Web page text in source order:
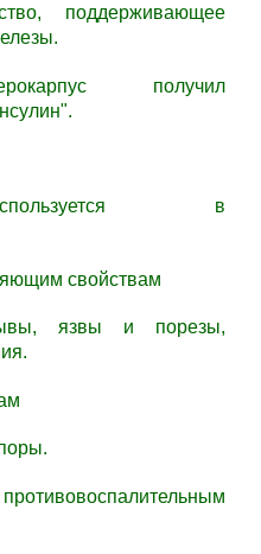
поддерживающее
получил
в
свойствам
язвы и порезы,